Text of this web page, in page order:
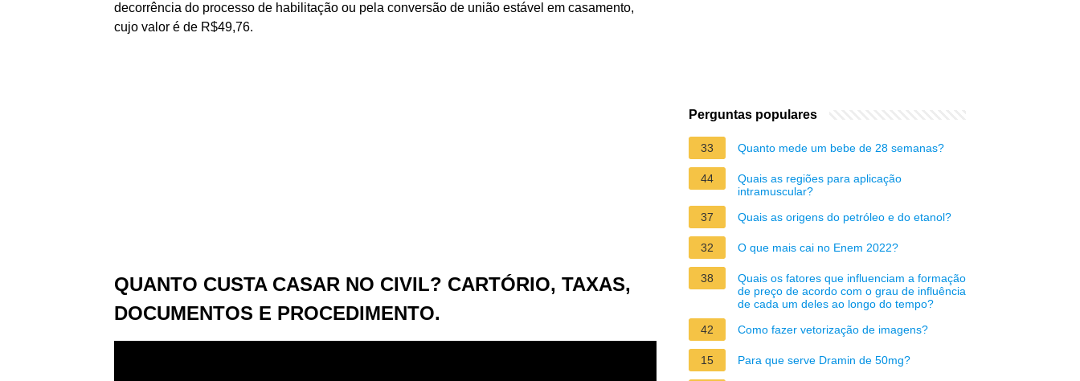
decorrência do processo de habilitação ou pela conversão de união estável em casamento,
cujo valor é de R$49,76.
QUANTO CUSTA CASAR NO CIVIL? CARTÓRIO, TAXAS,
DOCUMENTOS E PROCEDIMENTO.
Perguntas populares
33 Quanto mede um bebe de 28 semanas?
44
Quais as regiões para aplicação
intramuscular?
37
Quais as origens do petróleo e do etanol?
32 O que mais cai no Enem 2022?
38
Quais os fatores que influenciam a formação
de preço de acordo com o grau de influência
de cada um deles ao longo do tempo?
42
Como fazer vetorização de imagens?
15 Para que serve Dramin de 50mg?